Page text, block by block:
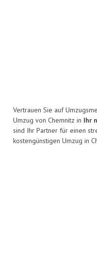
Vertrauen Sie auf
Umzug von Chemnitz in Ihr
sind Ihr Partner für einen
kostengünstigen Umzug in